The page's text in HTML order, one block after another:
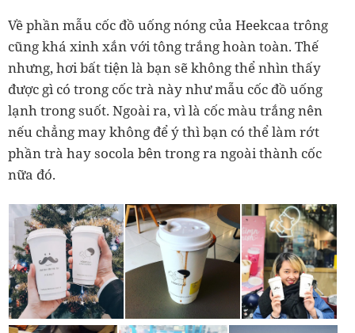
Về phần mẫu cốc đồ uống nóng của Heekcaa trông
cũng khá xinh xắn với tông trắng hoàn toàn. Thế
nhưng, hơi bất tiện là bạn sẽ không thể nhìn thấy
được gì có trong cốc trà này như mẫu cốc đồ uống
lạnh trong suốt. Ngoài ra, vì là cốc màu trắng nên
nếu chẳng may không để ý thì bạn có thể làm rớt
phần trà hay socola bên trong ra ngoài thành cốc
nữa đó.